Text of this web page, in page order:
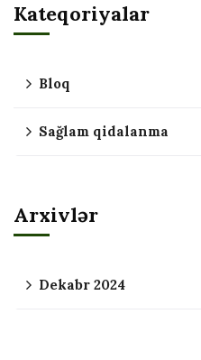
Kateqoriyalar
Bloq
Sağlam qidalanma
Arxivlər
Dekabr 2024